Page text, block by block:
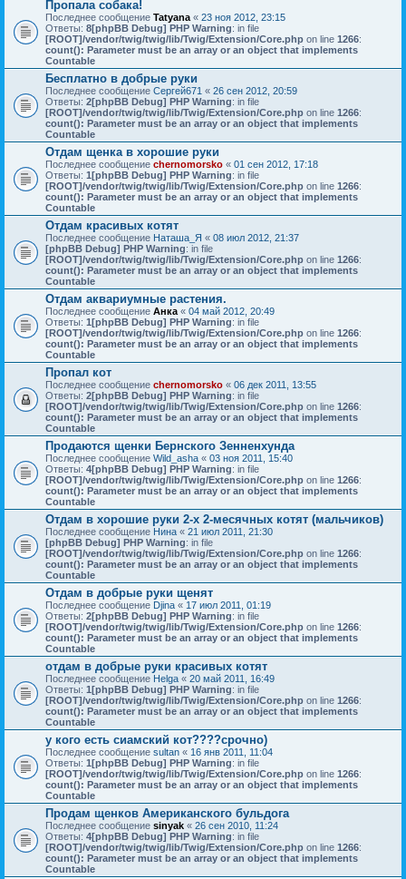
Пропала собака!
Последнее сообщение Tatyana « 23 ноя 2012, 23:15
Ответы: 8[phpBB Debug] PHP Warning: in file
[ROOT]/vendor/twig/twig/lib/Twig/Extension/Core.php on line 1266:
count(): Parameter must be an array or an object that implements
Countable
Бесплатно в добрые руки
Последнее сообщение Сергей671 « 26 сен 2012, 20:59
Ответы: 2[phpBB Debug] PHP Warning: in file
[ROOT]/vendor/twig/twig/lib/Twig/Extension/Core.php on line 1266:
count(): Parameter must be an array or an object that implements
Countable
Отдам щенка в хорошие руки
Последнее сообщение chernomorsko « 01 сен 2012, 17:18
Ответы: 1[phpBB Debug] PHP Warning: in file
[ROOT]/vendor/twig/twig/lib/Twig/Extension/Core.php on line 1266:
count(): Parameter must be an array or an object that implements
Countable
Отдам красивых котят
Последнее сообщение Наташа_Я « 08 июл 2012, 21:37
[phpBB Debug] PHP Warning: in file
[ROOT]/vendor/twig/twig/lib/Twig/Extension/Core.php on line 1266:
count(): Parameter must be an array or an object that implements
Countable
Отдам аквариумные растения.
Последнее сообщение Анка « 04 май 2012, 20:49
Ответы: 1[phpBB Debug] PHP Warning: in file
[ROOT]/vendor/twig/twig/lib/Twig/Extension/Core.php on line 1266:
count(): Parameter must be an array or an object that implements
Countable
Пропал кот
Последнее сообщение chernomorsko « 06 дек 2011, 13:55
Ответы: 2[phpBB Debug] PHP Warning: in file
[ROOT]/vendor/twig/twig/lib/Twig/Extension/Core.php on line 1266:
count(): Parameter must be an array or an object that implements
Countable
Продаются щенки Бернского Зенненхунда
Последнее сообщение Wild_asha « 03 ноя 2011, 15:40
Ответы: 4[phpBB Debug] PHP Warning: in file
[ROOT]/vendor/twig/twig/lib/Twig/Extension/Core.php on line 1266:
count(): Parameter must be an array or an object that implements
Countable
Отдам в хорошие руки 2-х 2-месячных котят (мальчиков)
Последнее сообщение Нина « 21 июл 2011, 21:30
[phpBB Debug] PHP Warning: in file
[ROOT]/vendor/twig/twig/lib/Twig/Extension/Core.php on line 1266:
count(): Parameter must be an array or an object that implements
Countable
Отдам в добрые руки щенят
Последнее сообщение Djina « 17 июл 2011, 01:19
Ответы: 2[phpBB Debug] PHP Warning: in file
[ROOT]/vendor/twig/twig/lib/Twig/Extension/Core.php on line 1266:
count(): Parameter must be an array or an object that implements
Countable
отдам в добрые руки красивых котят
Последнее сообщение Helga « 20 май 2011, 16:49
Ответы: 1[phpBB Debug] PHP Warning: in file
[ROOT]/vendor/twig/twig/lib/Twig/Extension/Core.php on line 1266:
count(): Parameter must be an array or an object that implements
Countable
у кого есть сиамский кот????срочно)
Последнее сообщение sultan « 16 янв 2011, 11:04
Ответы: 1[phpBB Debug] PHP Warning: in file
[ROOT]/vendor/twig/twig/lib/Twig/Extension/Core.php on line 1266:
count(): Parameter must be an array or an object that implements
Countable
Продам щенков Американского бульдога
Последнее сообщение sinyak « 26 сен 2010, 11:24
Ответы: 4[phpBB Debug] PHP Warning: in file
[ROOT]/vendor/twig/twig/lib/Twig/Extension/Core.php on line 1266:
count(): Parameter must be an array or an object that implements
Countable